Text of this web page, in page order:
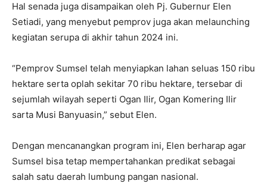
Hal senada juga disampaikan oleh Pj. Gubernur Elen
Setiadi, yang menyebut pemprov juga akan melaunching
kegiatan serupa di akhir tahun 2024 ini.
“Pemprov Sumsel telah menyiapkan lahan seluas 150 ribu
hektare serta oplah sekitar 70 ribu hektare, tersebar di
sejumlah wilayah seperti Ogan Ilir, Ogan Komering Ilir
sarta Musi Banyuasin,” sebut Elen.
Dengan mencanangkan program ini, Elen berharap agar
Sumsel bisa tetap mempertahankan predikat sebagai
salah satu daerah lumbung pangan nasional.